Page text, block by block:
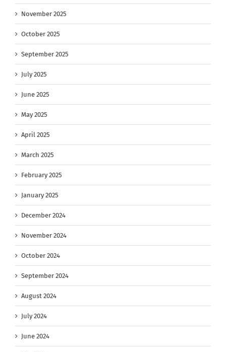
November 2025
October 2025
September 2025
July 2025
June 2025
May 2025
April 2025
March 2025
February 2025
January 2025
December 2024
November 2024
October 2024
September 2024
August 2024
July 2024
June 2024